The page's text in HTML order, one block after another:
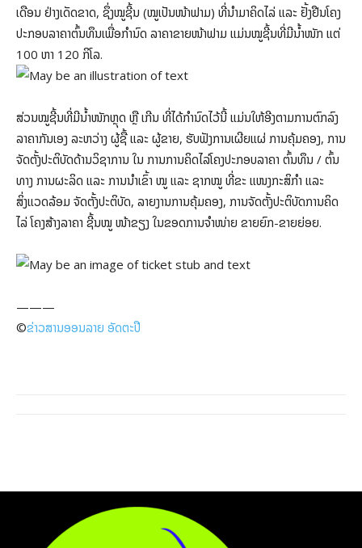
ເດືອນ ຢ່າງເດັດຂາດ, ຊຶ່ງໝູຊີ້ນ (ໝູເປັນໜ້າຟາມ) ທີ່ນໍາມາຄິດໄລ່ ແລະ ຢັ້ງຢືນໂຄງ
ປະກອບລາຄາຕົ້ນທຶນເພື່ອກຳນົດ ລາຄາຂາຍໜ້າຟາມ ແມ່ນໝູຊີ້ນທີ່ມີນໍ້າໜັກ ແຕ່
100 ຫາ 120 ກິໂລ.
ສ່ວນໝູຊີ້ນທີ່ມີນໍ້າໜັກຫຼຸດ ຫຼື ເກີນ ທີ່ໄດ້ກໍານົດໄວ້ນີ້ ແມ່ນໃຫ້ອີງຕາມການຕົກລົງ
ລາຄາກັນເອງ ລະຫວ່າງ ຜູ້ຊື້ ແລະ ຜູ້ຂາຍ, ຮັບຟັງການເຜີຍແຜ່ ການຄຸ້ມຄອງ, ການ
ຈັດຕັ້ງປະຕິບັດດ້ານວິຊາການ ໃນ ການການຄິດໄລ່ໂຄງປະກອບລາຄາ ຕົ້ນທຶນ / ຕົ້ນ
ທາງ ການຜະລິດ ແລະ ການນໍາເຂົ້າ ໝູ ແລະ ຊາກໝູ ທີ່ຂະ ແໜງກະສິກຳ ແລະ
ສິ່ງແວດລ້ອມ ຈັດຕັ້ງປະຕິບັດ, ລາຍງານການຄຸ້ມຄອງ, ການຈັດຕັ້ງປະຕິບັດການຄິດ
ໄລ່ ໂຄງສ້າງລາຄາ ຊີ້ນໝູ ໜ້າຂຽງ ໃນຂອດການຈໍາໜ່າຍ ຂາຍຍົກ-ຂາຍຍ່ອຍ.
———
©️ຂ່າວສານອອນລາຍ ອັດຕະປື